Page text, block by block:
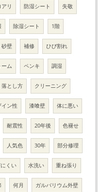
リ 防湿シート 失敬
除湿シート 1階
砂壁 補修 ひび割れ
ム ペンキ 調湿
落とし方 クリーニング
イン性 漆喰壁 体に悪い
耐震性 20年後 色褪せ
人気色 30年 部分修理
くい 水洗い 重ね張り
何月 ガルバリウム外壁